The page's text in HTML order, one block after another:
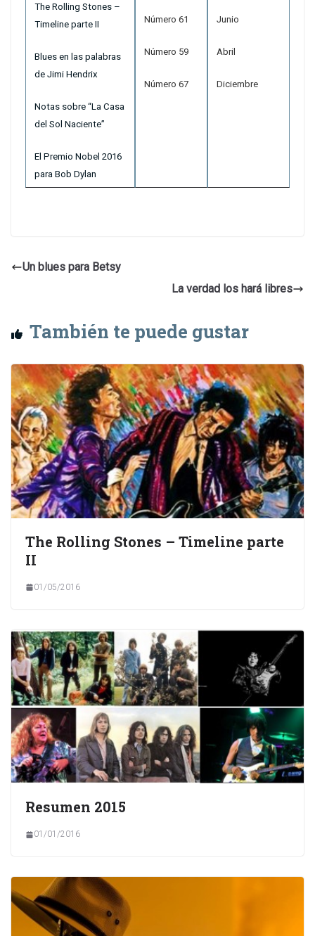
The Rolling Stones –
Timeline parte II
Blues en las palabras
de Jimi Hendrix
Notas sobre “La Casa
del Sol Naciente”
El Premio Nobel 2016
para Bob Dylan
Número 61
Número 59
Número 67
Junio
Abril
Diciembre
Un blues para Betsy
La verdad los hará libres
También te puede gustar
The Rolling Stones – Timeline parte
II
01/05/2016
Resumen 2015
01/01/2016